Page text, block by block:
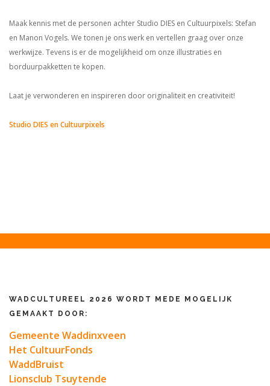
Maak kennis met de personen achter Studio DIES en Cultuurpixels: Stefan
en Manon Vogels. We tonen je ons werk en vertellen graag over onze
werkwijze. Tevens is er de mogelijkheid om onze illustraties en
borduurpakketten te kopen.
Laat je verwonderen en inspireren door originaliteit en creativiteit!
Studio DIES en Cultuurpixels
WADCULTUREEL 2026 WORDT MEDE MOGELIJK
GEMAAKT DOOR:
Gemeente Waddinxveen
Het CultuurFonds
WaddBruist
Lionsclub Tsuytende